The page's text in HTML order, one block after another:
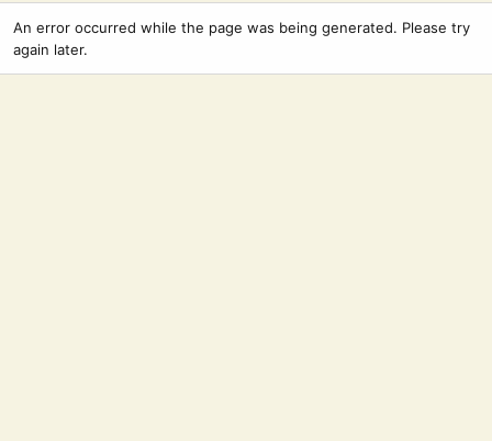
An error occurred while the page was being generated. Please try
again later.